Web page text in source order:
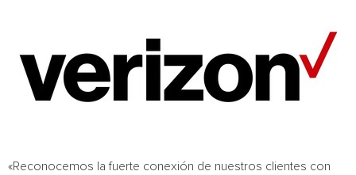
«Reconocemos la fuerte conexión de nuestros clientes con